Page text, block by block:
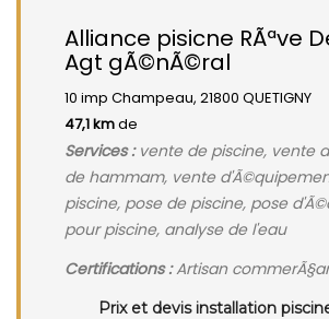
Alliance pisicne RÃªve
Agt gÃ©nÃ©ral
10 imp Champeau, 21800 QUETIGNY
47,1 kmde
Services :vente de piscine, vente
de hammam, vente
piscine, pose de piscine, pose
pour piscine, analyse de l'eau
Certifications :Artisan
Prix et devis installation